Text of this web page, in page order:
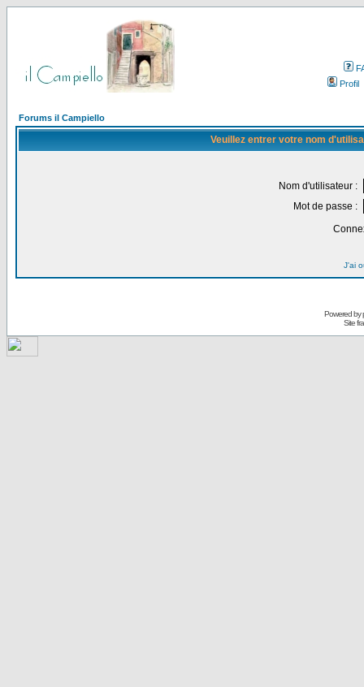
Profil
Forums il Campiello
Veuillez entrer votre nom
Nom d'utilisateur :
Mot de passe :
J'ai
Powered by
Site